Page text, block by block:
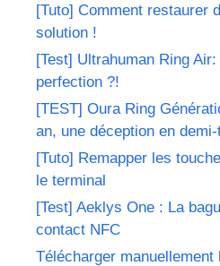
[Tuto] Comment restaurer
solution !
[Test] Ultrahuman Ring
perfection ?!
[TEST] Oura Ring
an, une déception en
[Tuto] Remapper les
le terminal
[Test] Aeklys One : La
contact NFC
Télécharger